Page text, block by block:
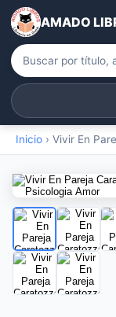
AMADO
Inicio › Vivir En